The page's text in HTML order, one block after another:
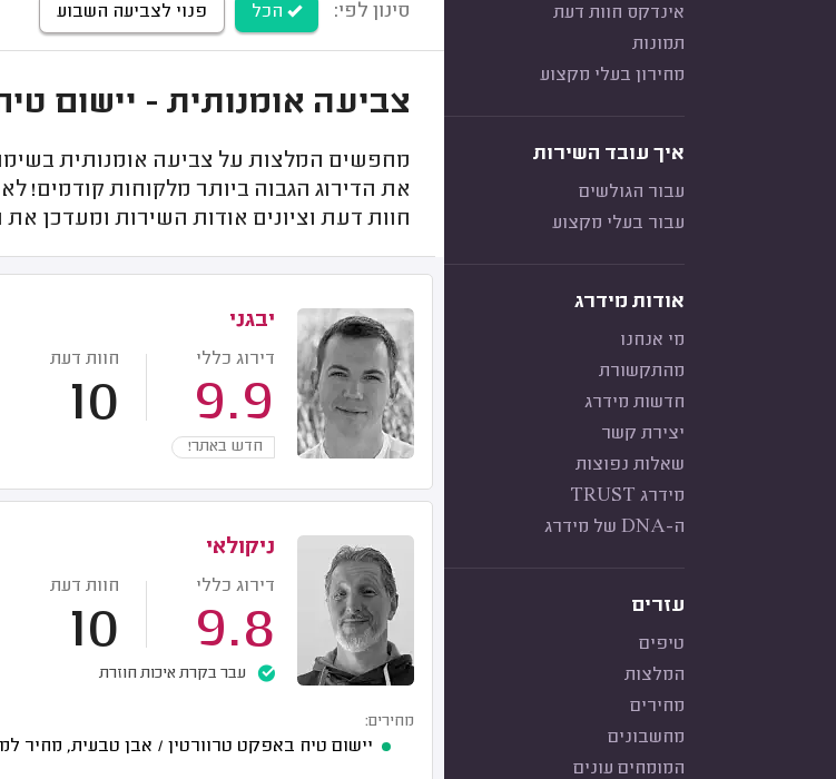
אינדקס חוות דעת
תמונות
מחירון בעלי מקצוע
איך עובד השירות
עבור הגולשים
עבור בעלי מקצוע
אודות מידרג
מי אנחנו
מהתקשורת
חדשות מידרג
יצירת קשר
שאלות נפוצות
מידרג TRUST
ה-DNA של מידרג
עזרים
טיפים
המלצות
מחירים
מחשבונים
המומחים עונים
סינון לפי: הכל פנוי לצביעה השבוע
צביעה אומנותית - יישום
מחפשים המלצות על צביעה אומנותית
את הדירוג הגבוה ביותר מלקוחות קודמים!
חוות דעת וציונים אודות השירות ומעדכן
יבגני
דירוג כללי
9.9
חוות דעת
10
חדש באתר!
ניקולאי
דירוג כללי
9.8
חוות דעת
10
עבר בקרת איכות חוזרת
מחירים:
יישום טיח באפקט טרוורטין / אבן טבעית, מחיר